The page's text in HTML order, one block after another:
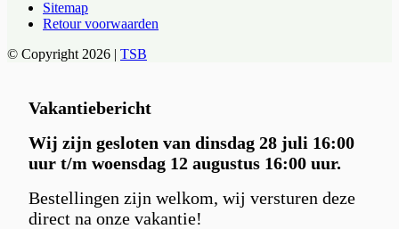
Sitemap
Retour voorwaarden
© Copyright 2026 | TSB
Vakantiebericht
Wij zijn gesloten van dinsdag 28 juli 16:00
uur t/m woensdag 12 augustus 16:00 uur.
Bestellingen zijn welkom, wij versturen deze
direct na onze vakantie!